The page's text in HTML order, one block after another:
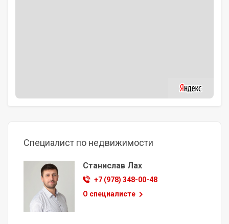
Специалист по недвижимости
Станислав Лах
+7 (978) 348-00-48
О специалисте